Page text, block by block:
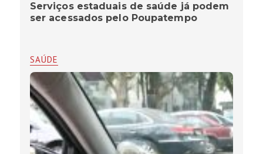
Serviços estaduais de saúde já podem
ser acessados pelo Poupatempo
SAÚDE